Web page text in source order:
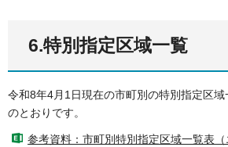
6.特別指定区域一覧
令和8年4月1日現在の市町別の特別指定区
のとおりです。
参考資料：市町別特別指定区域一覧表（